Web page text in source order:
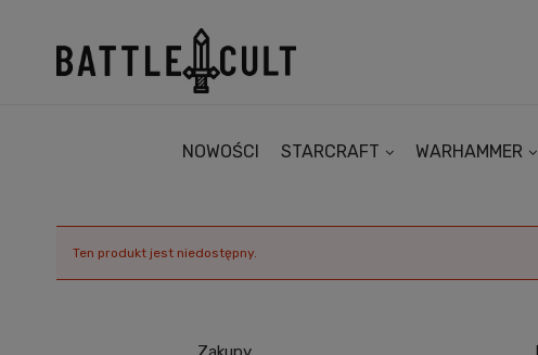
NOWOŚCI STARCRAFT WARHAMMER
Ten produkt jest niedostępny.